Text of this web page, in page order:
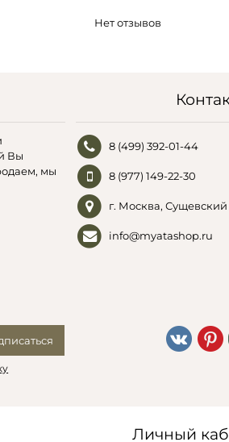
Нет отзывов
Вы
мы
8 (499) 392-01-44
8 (977) 149-22-30
г. Москва, Сущевский
info@myatashop.ru
Личный